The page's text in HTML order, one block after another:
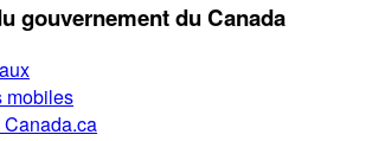
gouvernement du Canada
mobiles